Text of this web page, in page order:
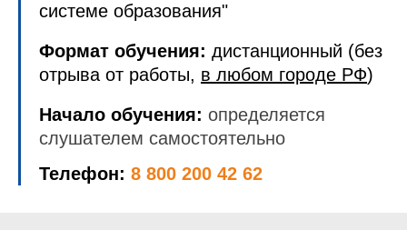
системе образования"
Формат обучения: дистанционный (без
отрыва от работы, в любом городе РФ)
Начало обучения: определяется
слушателем самостоятельно
Телефон: 8 800 200 42 62